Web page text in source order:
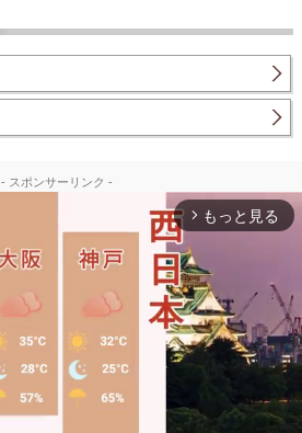
- スポンサーリンク -
arrow_forward_ios もっと見る